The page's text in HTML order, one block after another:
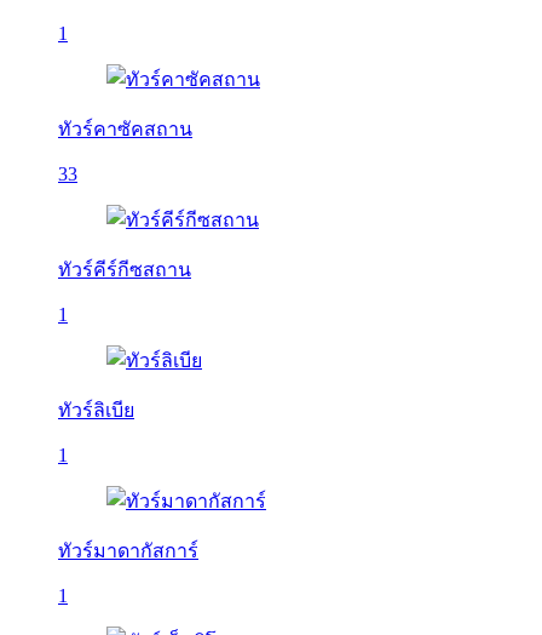
1
ทัวร์คาซัคสถาน
33
ทัวร์คีร์กีซสถาน
1
ทัวร์ลิเบีย
1
ทัวร์มาดากัสการ์
1